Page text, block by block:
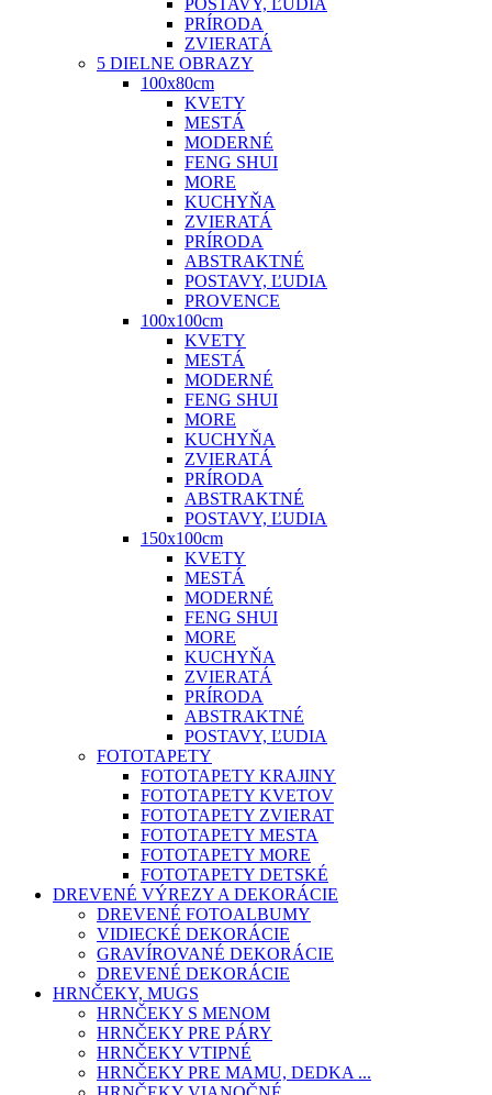
POSTAVY, ĽUDIA
PRÍRODA
ZVIERATÁ
5 DIELNE OBRAZY
100x80cm
KVETY
MESTÁ
MODERNÉ
FENG SHUI
MORE
KUCHYŇA
ZVIERATÁ
PRÍRODA
ABSTRAKTNÉ
POSTAVY, ĽUDIA
PROVENCE
100x100cm
KVETY
MESTÁ
MODERNÉ
FENG SHUI
MORE
KUCHYŇA
ZVIERATÁ
PRÍRODA
ABSTRAKTNÉ
POSTAVY, ĽUDIA
150x100cm
KVETY
MESTÁ
MODERNÉ
FENG SHUI
MORE
KUCHYŇA
ZVIERATÁ
PRÍRODA
ABSTRAKTNÉ
POSTAVY, ĽUDIA
FOTOTAPETY
FOTOTAPETY KRAJINY
FOTOTAPETY KVETOV
FOTOTAPETY ZVIERAT
FOTOTAPETY MESTA
FOTOTAPETY MORE
FOTOTAPETY DETSKÉ
DREVENÉ VÝREZY A DEKORÁCIE
DREVENÉ FOTOALBUMY
VIDIECKÉ DEKORÁCIE
GRAVÍROVANÉ DEKORÁCIE
DREVENÉ DEKORÁCIE
HRNČEKY, MUGS
HRNČEKY S MENOM
HRNČEKY PRE PÁRY
HRNČEKY VTIPNÉ
HRNČEKY PRE MAMU, DEDKA ...